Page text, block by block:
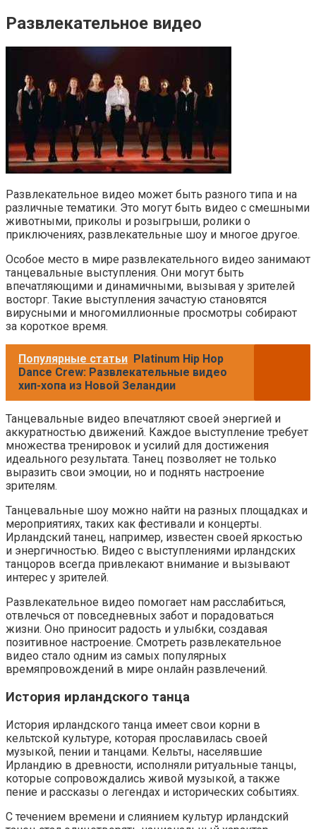
Развлекательное видео
Развлекательное видео может быть разного типа и на
различные тематики. Это могут быть видео с смешными
животными, приколы и розыгрыши, ролики о
приключениях, развлекательные шоу и многое другое.
Особое место в мире развлекательного видео занимают
танцевальные выступления. Они могут быть
впечатляющими и динамичными, вызывая у зрителей
восторг. Такие выступления зачастую становятся
вирусными и многомиллионные просмотры собирают
за короткое время.
Популярные статьи Platinum Hip Hop
Dance Crew: Развлекательные видео
хип-хопа из Новой Зеландии
Танцевальные видео впечатляют своей энергией и
аккуратностью движений. Каждое выступление требует
множества тренировок и усилий для достижения
идеального результата. Танец позволяет не только
выразить свои эмоции, но и поднять настроение
зрителям.
Танцевальные шоу можно найти на разных площадках и
мероприятиях, таких как фестивали и концерты.
Ирландский танец, например, известен своей яркостью
и энергичностью. Видео с выступлениями ирландских
танцоров всегда привлекают внимание и вызывают
интерес у зрителей.
Развлекательное видео помогает нам расслабиться,
отвлечься от повседневных забот и порадоваться
жизни. Оно приносит радость и улыбки, создавая
позитивное настроение. Смотреть развлекательное
видео стало одним из самых популярных
времяпровождений в мире онлайн развлечений.
История ирландского танца
История ирландского танца имеет свои корни в
кельтской культуре, которая прославилась своей
музыкой, пении и танцами. Кельты, населявшие
Ирландию в древности, исполняли ритуальные танцы,
которые сопровождались живой музыкой, а также
пение и рассказы о легендах и исторических событиях.
С течением времени и слиянием культур ирландский